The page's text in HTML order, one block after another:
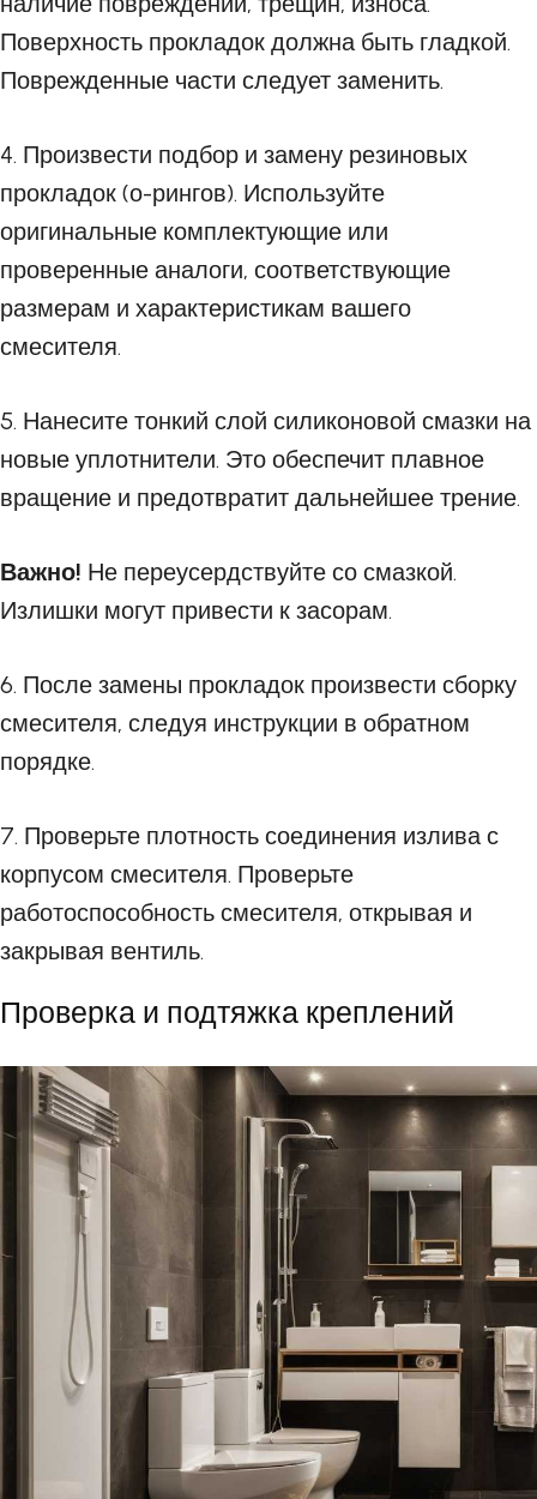
Поверхность прокладок должна быть гладкой.
Поврежденные части следует заменить.
4. Произвести подбор и замену резиновых
прокладок (о-рингов). Используйте
оригинальные комплектующие или
проверенные аналоги, соответствующие
размерам и характеристикам вашего
смесителя.
5. Нанесите тонкий слой силиконовой смазки на
новые уплотнители. Это обеспечит плавное
вращение и предотвратит дальнейшее трение.
Важно! Не переусердствуйте со смазкой.
Излишки могут привести к засорам.
6. После замены прокладок произвести сборку
смесителя, следуя инструкции в обратном
порядке.
7. Проверьте плотность соединения излива с
корпусом смесителя. Проверьте
работоспособность смесителя, открывая и
закрывая вентиль.
Проверка и подтяжка креплений